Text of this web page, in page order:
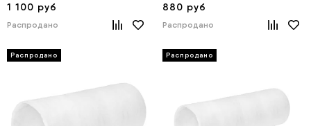
1 100 руб
Распродано
880 руб
Распродано